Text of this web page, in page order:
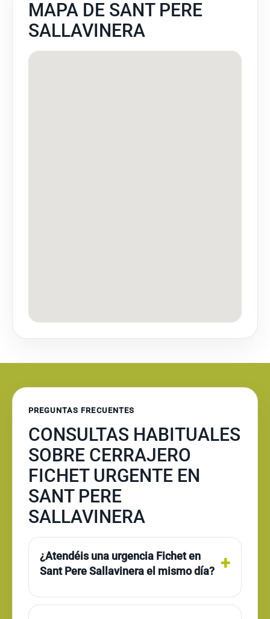
MAPA DE SANT PERE
SALLAVINERA
PREGUNTAS FRECUENTES
CONSULTAS HABITUALES
SOBRE CERRAJERO
FICHET URGENTE EN
SANT PERE
SALLAVINERA
¿Atendéis una urgencia Fichet en
Sant Pere Sallavinera el mismo día?